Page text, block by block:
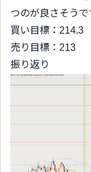
つのが良さそうで
買い目標：214.3
売り目標：213
振り返り